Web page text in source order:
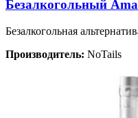
Безалкогольный
Безалкогольная
Производитель: NoTails